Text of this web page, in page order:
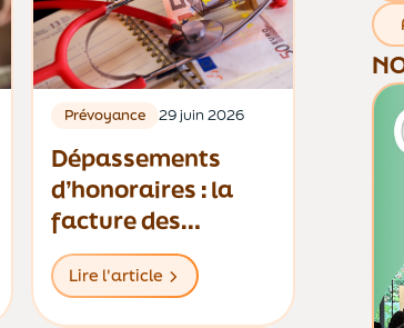
Prévoyance 29 juin 2026
Dépassements
d’honoraires : la
facture des
patients s’alourdit
année après année
Lire l'article